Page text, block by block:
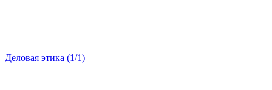
Деловая этика (1/1)